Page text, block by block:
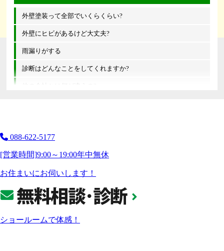
外壁塗装って全部でいくらくらい?
外壁にヒビがあるけど大丈夫?
雨漏りがする
診断はどんなことをしてくれますか?
他の会社とは何が違うの?
088-622-5177
[営業時間]9:00～19:00年中無休
お住まいにお伺いします！
ショールームで体感！